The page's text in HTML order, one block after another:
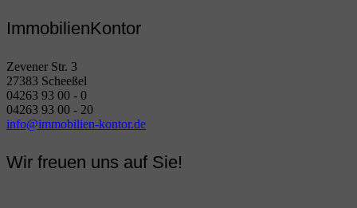
ImmobilienKontor
Zevener Str. 3
27383 Scheeßel
04263 93 00 - 0
04263 93 00 - 20
info@immobilien-kontor.de
Wir freuen uns auf Sie!